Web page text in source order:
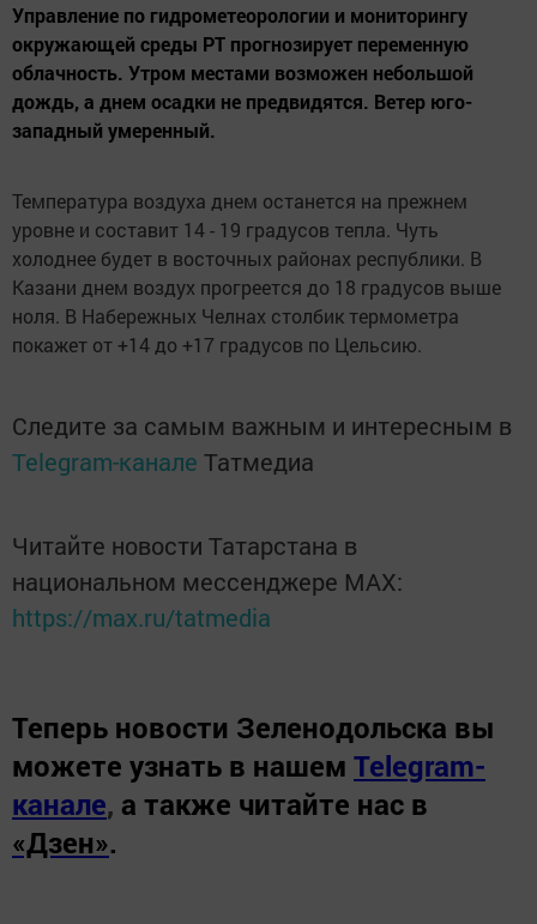
Управление по гидрометеорологии и мониторингу
окружающей среды РТ прогнозирует переменную
облачность. Утром местами возможен небольшой
дождь, а днем осадки не предвидятся. Ветер юго-
западный умеренный.
Температура воздуха днем останется на прежнем
уровне и составит 14 - 19 градусов тепла. Чуть
холоднее будет в восточных районах республики. В
Казани днем воздух прогреется до 18 градусов выше
ноля. В Набережных Челнах столбик термометра
покажет от +14 до +17 градусов по Цельсию.
Следите за самым важным и интересным в
Telegram-канале Татмедиа
Читайте новости Татарстана в
национальном мессенджере MАХ:
https://max.ru/tatmedia
Теперь новости Зеленодольска вы
можете узнать в нашем Telegram-
канале, а также читайте нас в
«Дзен».